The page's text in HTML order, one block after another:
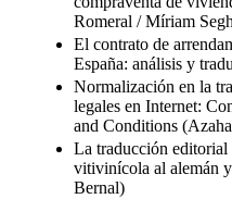
Romeral / Míriam
El contrato de
España: análisis y
Normalización en la
legales en Internet:
and Conditions
La traducción editorial
vitivinícola al alemán
Bernal)